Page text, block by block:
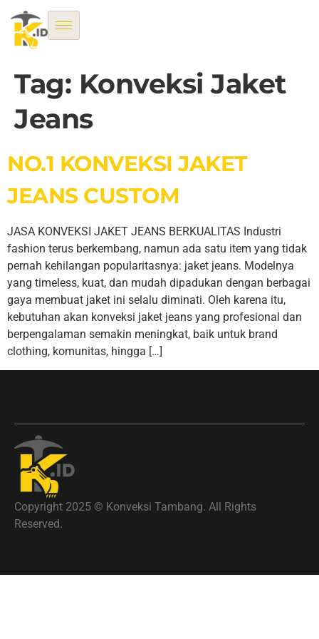
Tag: Konveksi Jaket
Jeans
NO.1 KONVEKSI JAKET
JEANS CUSTOM
JASA KONVEKSI JAKET JEANS BERKUALITAS Industri
fashion terus berkembang, namun ada satu item yang tidak
pernah kehilangan popularitasnya: jaket jeans. Modelnya
yang timeless, kuat, dan mudah dipadukan dengan berbagai
gaya membuat jaket ini selalu diminati. Oleh karena itu,
kebutuhan akan konveksi jaket jeans yang profesional dan
berpengalaman semakin meningkat, baik untuk brand
clothing, komunitas, hingga […]
Copyright 2025 © Konveksi Tambang. All Rights
Reserved.